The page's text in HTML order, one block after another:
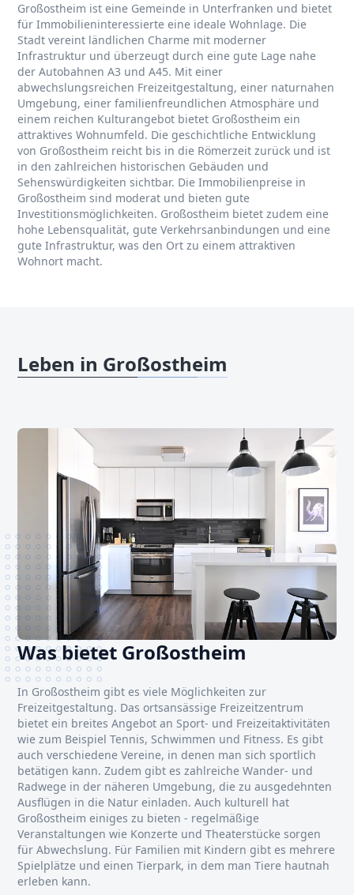
Großostheim ist eine Gemeinde in Unterfranken und bietet
für Immobilieninteressierte eine ideale Wohnlage. Die
Stadt vereint ländlichen Charme mit moderner
Infrastruktur und überzeugt durch eine gute Lage nahe
der Autobahnen A3 und A45. Mit einer
abwechslungsreichen Freizeitgestaltung, einer naturnahen
Umgebung, einer familienfreundlichen Atmosphäre und
einem reichen Kulturangebot bietet Großostheim ein
attraktives Wohnumfeld. Die geschichtliche Entwicklung
von Großostheim reicht bis in die Römerzeit zurück und ist
in den zahlreichen historischen Gebäuden und
Sehenswürdigkeiten sichtbar. Die Immobilienpreise in
Großostheim sind moderat und bieten gute
Investitionsmöglichkeiten. Großostheim bietet zudem eine
hohe Lebensqualität, gute Verkehrsanbindungen und eine
gute Infrastruktur, was den Ort zu einem attraktiven
Wohnort macht.
Leben in Großostheim
Was bietet Großostheim
In Großostheim gibt es viele Möglichkeiten zur
Freizeitgestaltung. Das ortsansässige Freizeitzentrum
bietet ein breites Angebot an Sport- und Freizeitaktivitäten
wie zum Beispiel Tennis, Schwimmen und Fitness. Es gibt
auch verschiedene Vereine, in denen man sich sportlich
betätigen kann. Zudem gibt es zahlreiche Wander- und
Radwege in der näheren Umgebung, die zu ausgedehnten
Ausflügen in die Natur einladen. Auch kulturell hat
Großostheim einiges zu bieten - regelmäßige
Veranstaltungen wie Konzerte und Theaterstücke sorgen
für Abwechslung. Für Familien mit Kindern gibt es mehrere
Spielplätze und einen Tierpark, in dem man Tiere hautnah
erleben kann.